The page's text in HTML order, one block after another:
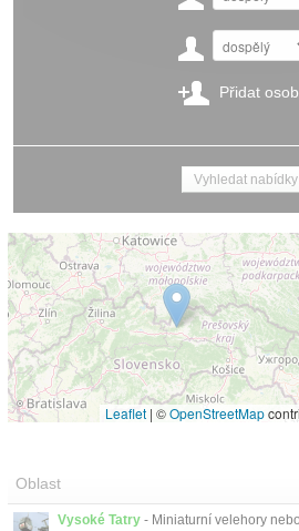
Přidat
Leaflet | ©OpenStreetMap
Oblast
Vysoké Tatry - Miniaturní velehory